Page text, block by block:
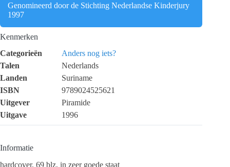
Genomineerd door de Stichting Nederlandse Kinderjury
1997
Kenmerken
Categorieën
Anders nog iets?
Talen
Nederlands
Landen
Suriname
ISBN
9789024525621
Uitgever
Piramide
Uitgave
1996
Informatie
hardcover, 69 blz, in zeer goede staat